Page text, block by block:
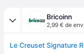
Bricoinn
2,99 € de